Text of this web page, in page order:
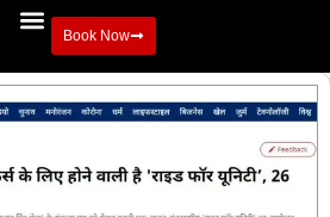
Book Now